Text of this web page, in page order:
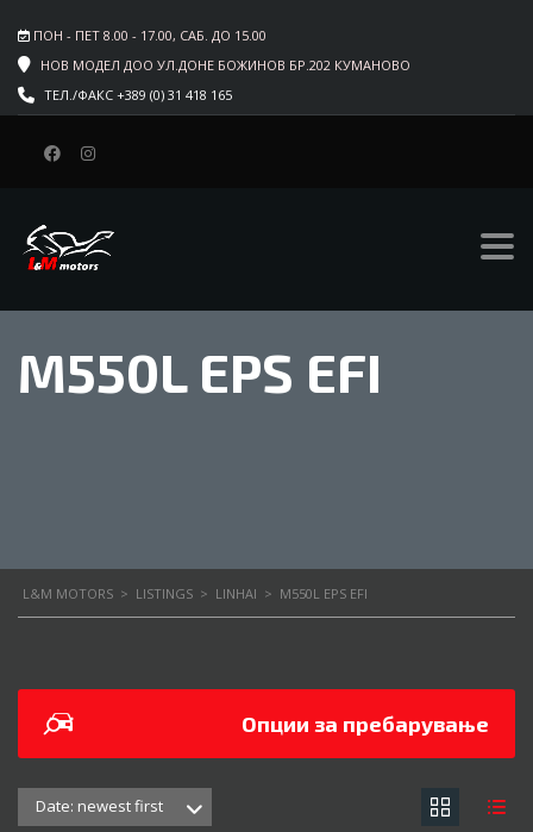
ПОН - ПЕТ 8.00 - 17.00, САБ. ДО 15.00
НОВ МОДЕЛ ДОО УЛ.ДОНЕ БОЖИНОВ БР.202 КУМАНОВО
ТЕЛ./ФАКС +389 (0) 31 418 165
M550L EPS EFI
L&M MOTORS > LISTINGS > LINHAI > M550L EPS EFI
Опции за пребарување
Date: newest first